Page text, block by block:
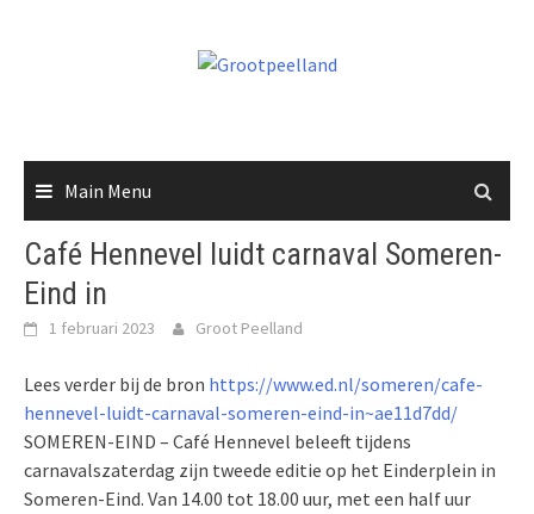
Main Menu
Café Hennevel luidt carnaval Someren-
Eind in
1 februari 2023 Groot Peelland
Lees verder bij de bron https://www.ed.nl/someren/cafe-
hennevel-luidt-carnaval-someren-eind-in~ae11d7dd/
SOMEREN-EIND – Café Hennevel beleeft tijdens
carnavalszaterdag zijn tweede editie op het Einderplein in
Someren-Eind. Van 14.00 tot 18.00 uur, met een half uur